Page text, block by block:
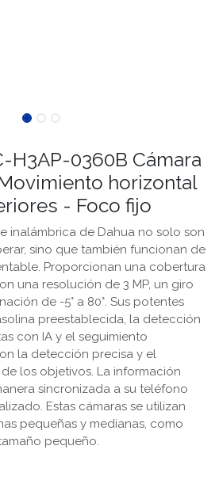
H3AP-0360B Cámara
horizontal
- Foco fijo
inalámbrica de Dahua no solo son
sino que también funcionan de
Proporcionan una cobertura
una resolución de 3 MP, un giro
de -5° a 80°. Sus potentes
preestablecida, la detección
con IA y el seguimiento
la detección precisa y el
los objetivos. La información
sincronizada a su teléfono
Estas cámaras se utilizan
pequeñas y medianas, como
pequeño.